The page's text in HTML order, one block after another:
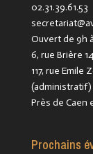
02.31.39.61.53
Ouvert de 9h
6, rue Brière
117, rue Emile
(administratif)
Près de Caen
Prochains